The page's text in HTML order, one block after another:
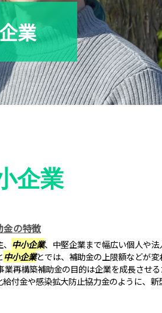
業
企業
金の特徴
中小企業、中堅企業まで幅広い個人や
中小企業とでは、補助金の上限額などが
再構築補助金の目的は企業を成長させ
給付金や感染拡大防止協力金のように、